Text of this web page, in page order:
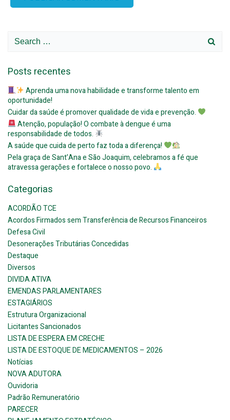
Search
Posts recentes
Aprenda uma nova habilidade e transforme talento em
oportunidade!
Cuidar da saúde é promover qualidade de vida e prevenção.
Atenção, população! O combate à dengue é uma
responsabilidade de todos.
A saúde que cuida de perto faz toda a diferença!
Pela graça de Sant’Ana e São Joaquim, celebramos a fé que
atravessa gerações e fortalece o nosso povo.
Categorias
ACORDÃO TCE
Acordos Firmados sem Transferência de Recursos Financeiros
Defesa Civil
Desonerações Tributárias Concedidas
Destaque
Diversos
DIVIDA ATIVA
EMENDAS PARLAMENTARES
ESTAGIÁRIOS
Estrutura Organizacional
Licitantes Sancionados
LISTA DE ESPERA EM CRECHE
LISTA DE ESTOQUE DE MEDICAMENTOS – 2026
Notícias
NOVA ADUTORA
Ouvidoria
Padrão Remuneratório
PARECER